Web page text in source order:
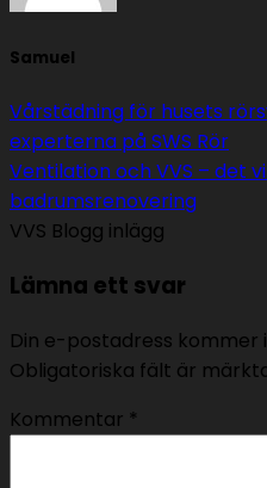
Samuel
Vårstädning för husets
experterna på SWS Rör
Ventilation och VVS – det
badrumsrenovering
VVS Blogg inlägg
Lämna ett svar
Din e-postadress kommer
Obligatoriska fält är
Kommentar *